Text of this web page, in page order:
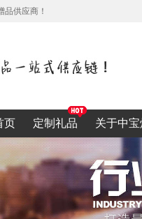
供应商！
页 定制礼品 关于中宝